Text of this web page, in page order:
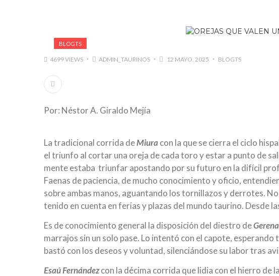
BLOGTS
4699 VIEWS ADMIN_TAURINOS 12 MAYO, 2025 BLOGTS
Por: Néstor A. Giraldo Mejía
La tradicional corrida deMiuracon la que se cierra el ciclo
el triunfo al cortar una oreja de cada toro y estar a punto de
mente estaba triunfar apostando por su futuro en la difícil
Faenas de paciencia, de mucho conocimiento y oficio,
sobre ambas manos, aguantando los tornillazos y derrotes.
tenido en cuenta en ferias y plazas del mundo taurino. Desde
Es de conocimiento general la disposición del diestro de
marrajos sin un solo pase. Lo intentó con el capote,
bastó con los deseos y voluntad, silenciándose su labor tras
Esaú Fernándezcon la décima corrida que lidia con el hierro de